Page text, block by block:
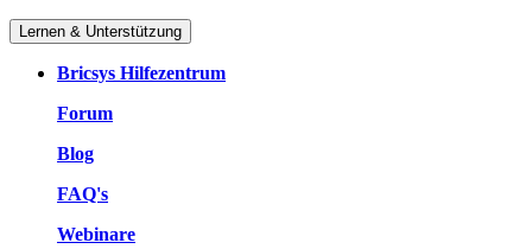
Lernen & Unterstützung
Bricsys Hilfezentrum
Forum
Blog
FAQ's
Webinare